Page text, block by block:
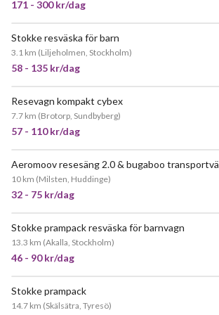
171 - 300 kr/dag
Stokke resväska för barn
3.1 km (Liljeholmen, Stockholm)
58 - 135 kr/dag
Resevagn kompakt cybex
7.7 km (Brotorp, Sundbyberg)
57 - 110 kr/dag
10 km (Milsten, Huddinge)
32 - 75 kr/dag
Stokke prampack resväska för barnvagn
13.3 km (Akalla, Stockholm)
46 - 90 kr/dag
Stokke prampack
14.7 km (Skälsätra, Tyresö)